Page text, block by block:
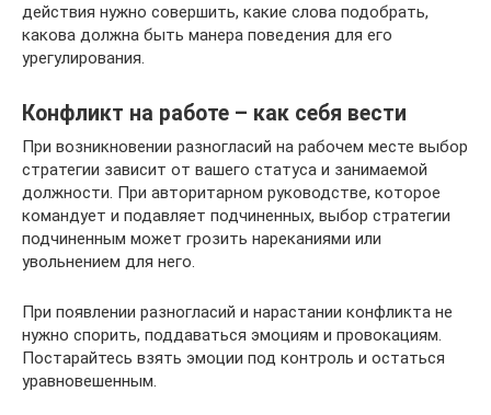
действия нужно совершить, какие слова подобрать,
какова должна быть манера поведения для его
урегулирования.
Конфликт на работе – как себя вести
При возникновении разногласий на рабочем месте выбор
стратегии зависит от вашего статуса и занимаемой
должности. При авторитарном руководстве, которое
командует и подавляет подчиненных, выбор стратегии
подчиненным может грозить нареканиями или
увольнением для него.
При появлении разногласий и нарастании конфликта не
нужно спорить, поддаваться эмоциям и провокациям.
Постарайтесь взять эмоции под контроль и остаться
уравновешенным.